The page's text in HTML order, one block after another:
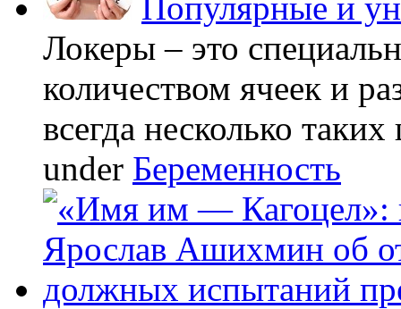
Локеры – это
количеством ячеек и
всегда несколько
under Беременность